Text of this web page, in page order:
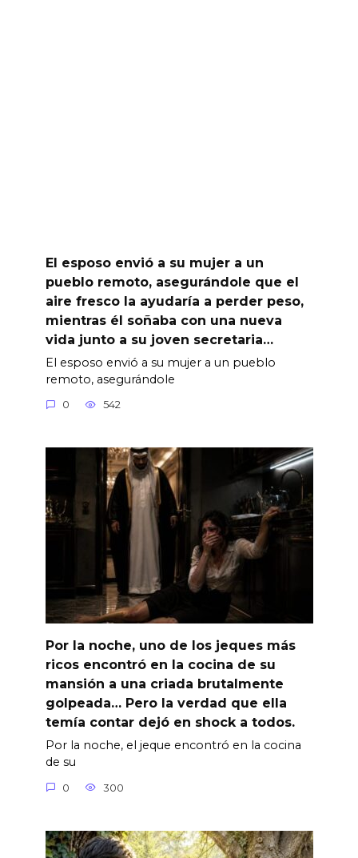
El esposo envió a su mujer a un
pueblo remoto, asegurándole que el
aire fresco la ayudaría a perder peso,
mientras él soñaba con una nueva
vida junto a su joven secretaria…
El esposo envió a su mujer a un pueblo
remoto, asegurándole
0 542
Por la noche, uno de los jeques más
ricos encontró en la cocina de su
mansión a una criada brutalmente
golpeada… Pero la verdad que ella
temía contar dejó en shock a todos.
Por la noche, el jeque encontró en la cocina
de su
0 300